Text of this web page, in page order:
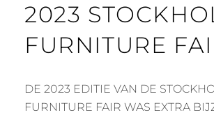
2023
FURNITURE
DE 2023 EDITIE VAN DE
FURNITURE FAIR WAS EXTRA